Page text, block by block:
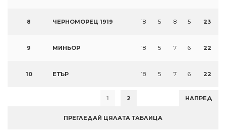
8 ЧЕРНОМОРЕЦ 1919 18 5 8 5 23
9 МИНЬОР 18 5 7 6 22
10 ЕТЪР 18 5 7 6 22
1 2 НАПРЕД
ПРЕГЛЕДАЙ ЦЯЛАТА ТАБЛИЦА